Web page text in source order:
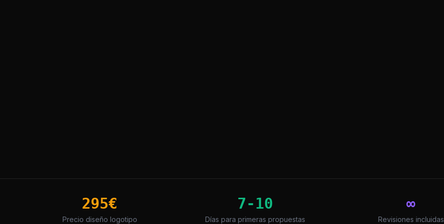
295€
Precio diseño logotipo
7-10
Días para primeras propuestas
∞
Revisiones incluidas